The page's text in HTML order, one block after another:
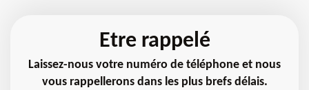
Etre rappelé
Laissez-nous votre numéro de téléphone et nous
vous rappellerons dans les plus brefs délais.